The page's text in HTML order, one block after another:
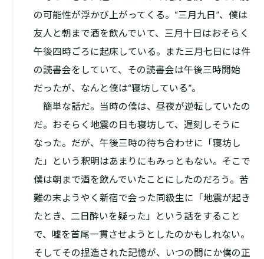
の可能性が浮かび上がってくる。“三月九日”、僕は
友人と朝まで酒を飲んでいて、三月十日はおそらく
午後四時ごろに起床している。また三月七日には件
の読書会をしていて、その読書会は午後三時開始
だったが、なんと僕は“寝坊している”。
簡単な話だ。当時の僕は、昼夜が逆転していたの
だ。おそらく地震の日も寝坊して、遅刻しそうに
なった。だが、午後三時の待ち合わせに「寝坊し
た」という釈明はあまりにもみっともない。そこで
僕は朝まで酒を飲んでいたことにしたのだろう。苦
難の末ようやく新宿で会った同級生に「地震が起き
たとき、二日酔いを疑った」という話をすること
で、嘘を首尾一貫させようとしたのかもしれない。
そしてその捏造された記憶が、いつの間にか僕の正